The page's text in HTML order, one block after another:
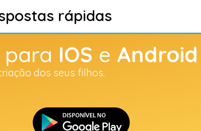
postas rápidasR
para IOS e Android
dos seus filhos.